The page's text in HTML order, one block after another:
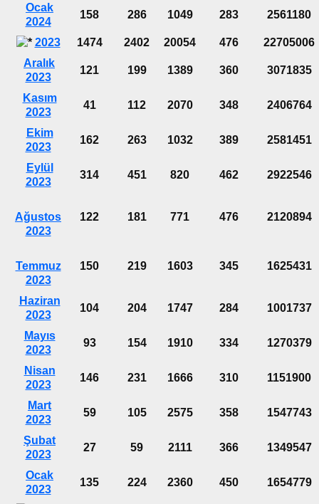
Ocak
2024
158 286 1049 283 2561180
2023 1474 2402 20054 476
22705006
Aralık
2023
121 199 1389 360 3071835
Kasım
2023
41 112 2070 348 2406764
Ekim
2023
162 263 1032 389 2581451
Eylül
2023
314 451 820 462 2922546
Ağustos
2023
122 181 771 476 2120894
Temmuz
2023
150 219 1603 345 1625431
Haziran
2023
104 204 1747 284 1001737
Mayıs
2023
93 154 1910 334 1270379
Nisan
2023
146 231 1666 310 1151900
Mart
2023
59 105 2575 358 1547743
Şubat
2023
27 59 2111 366 1349547
Ocak
2023
135 224 2360 450 1654779